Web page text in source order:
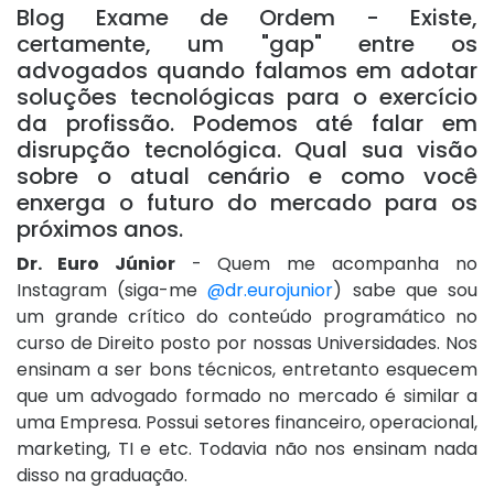
Blog Exame de Ordem - Existe,
certamente, um "gap" entre os
advogados quando falamos em adotar
soluções tecnológicas para o exercício
da profissão. Podemos até falar em
disrupção tecnológica. Qual sua visão
sobre o atual cenário e como você
enxerga o futuro do mercado para os
próximos anos.
Dr. Euro Júnior- Quem me acompanha no
Instagram (siga-me@dr.eurojunior) sabe que sou
um grande crítico do conteúdo programático no
curso de Direito posto por nossas Universidades. Nos
ensinam a ser bons técnicos, entretanto esquecem
que um advogado formado no mercado é similar a
uma Empresa. Possui setores financeiro, operacional,
marketing, TI e etc. Todavia não nos ensinam nada
disso na graduação.